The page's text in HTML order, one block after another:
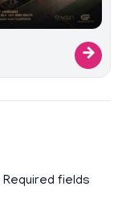
→
Required fields